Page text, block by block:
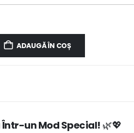
ADAUGĂ ÎN COȘ
Într-un Mod Special! 🌿💖